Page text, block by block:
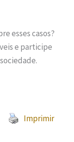
esses casos?
e participe
Imprimir